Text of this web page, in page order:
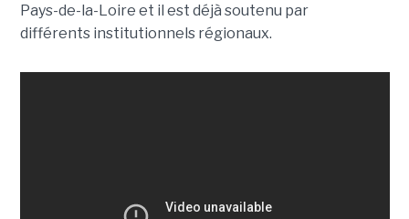
Pays-de-la-Loire et il est déjà soutenu par
différents institutionnels régionaux.